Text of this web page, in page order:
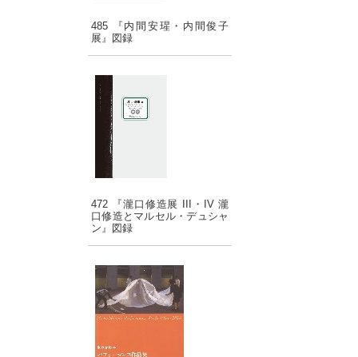
485 『内間安瑆・内間俊子
展』図録
472 『瀧口修造展 III・IV 瀧
口修造とマルセル・デュシャ
ン』図録